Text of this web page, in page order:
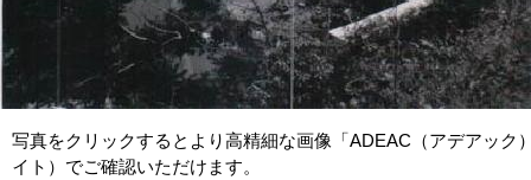
写真をクリックするとより高精細な画像「ADEAC（アデアック
イト）でご確認いただけます。